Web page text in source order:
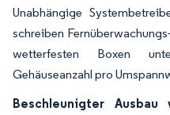
Unabhängige
schreiben
wetterfesten Boxen
Gehäuseanzahl pro
Beschleunigter Ausbau